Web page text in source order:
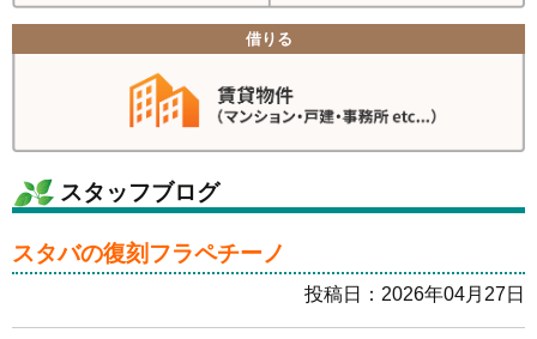
借りる
スタッフブログ
スタバの復刻フラペチーノ
投稿日：2026年04月27日